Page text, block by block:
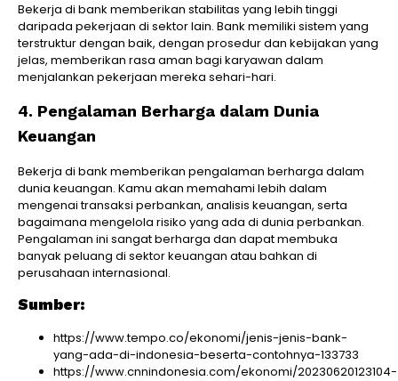
Bekerja di bank memberikan stabilitas yang lebih tinggi
daripada pekerjaan di sektor lain. Bank memiliki sistem yang
terstruktur dengan baik, dengan prosedur dan kebijakan yang
jelas, memberikan rasa aman bagi karyawan dalam
menjalankan pekerjaan mereka sehari-hari.
4. Pengalaman Berharga dalam Dunia
Keuangan
Bekerja di bank memberikan pengalaman berharga dalam
dunia keuangan. Kamu akan memahami lebih dalam
mengenai transaksi perbankan, analisis keuangan, serta
bagaimana mengelola risiko yang ada di dunia perbankan.
Pengalaman ini sangat berharga dan dapat membuka
banyak peluang di sektor keuangan atau bahkan di
perusahaan internasional.
Sumber:
https://www.tempo.co/ekonomi/jenis-jenis-bank-
yang-ada-di-indonesia-beserta-contohnya-133733
https://www.cnnindonesia.com/ekonomi/20230620123104-